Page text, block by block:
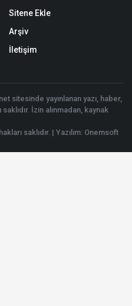
Sitene Ekle
Arşiv
İletişim
sitesinde yayınlanan yazı, haber,
İzin alınmadan, kaynak
saklıdır. | Yazılım: Onemsoft